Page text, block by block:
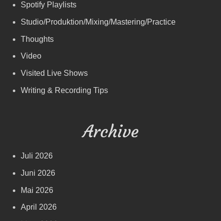
Spotify Playlists
Studio/Produktion/Mixing/Mastering/Practice
Thoughts
Video
Visited Live Shows
Writing & Recording Tips
Archive
Juli 2026
Juni 2026
Mai 2026
April 2026